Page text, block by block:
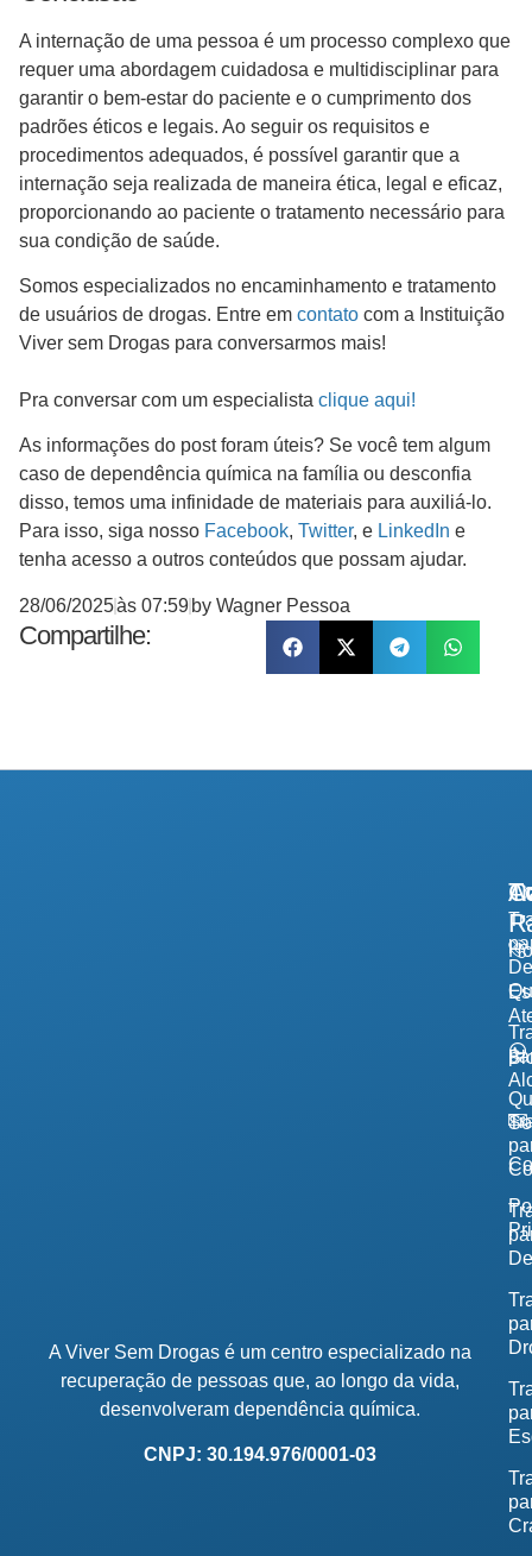
A internação de uma pessoa é um processo complexo que
requer uma abordagem cuidadosa e multidisciplinar para
garantir o bem-estar do paciente e o cumprimento dos
padrões éticos e legais. Ao seguir os requisitos e
procedimentos adequados, é possível garantir que a
internação seja realizada de maneira ética, legal e eficaz,
proporcionando ao paciente o tratamento necessário para
sua condição de saúde.
Somos especializados no encaminhamento e tratamento
de usuários de drogas. Entre em contato com a Instituição
Viver sem Drogas para conversarmos mais!
Pra conversar com um especialista clique aqui!
As informações do post foram úteis? Se você tem algum
caso de dependência química na família ou desconfia
disso, temos uma infinidade de materiais para auxiliá-lo.
Para isso, siga nosso Facebook, Twitter, e LinkedIn e
tenha acesso a outros conteúdos que possam ajudar.
28/06/2025às 07:59 by Wagner Pessoa
Compartilhe:
A Viver Sem Drogas é um centro especializado na
recuperação de pessoas que, ao longo da vida,
desenvolveram dependência química.
CNPJ: 30.194.976/0001-03